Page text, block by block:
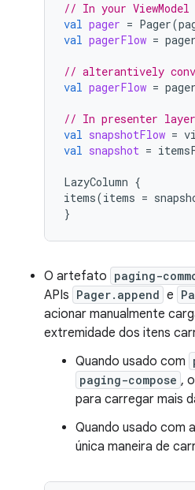
// In your ViewModel
val pager = Pager(
val pagerFlow = pager
// alterantively
val pagerFlow = pager
// In presenter layer
val snapshotFlow =
val snapshot =
LazyColumn {
items(items =
}
O artefato paging-
APIs Pager.append e
acionar manualmente
extremidade dos itens
Quando usado com
paging-compose ,
para carregar mais
Quando usado com
única maneira de